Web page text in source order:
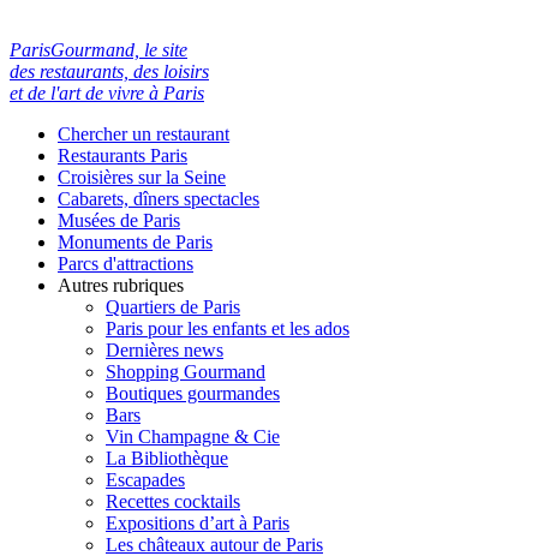
ParisGourmand, le site
des restaurants, des loisirs
et de l'art de vivre à Paris
Chercher un restaurant
Restaurants Paris
Croisières sur la Seine
Cabarets, dîners spectacles
Musées de Paris
Monuments de Paris
Parcs d'attractions
Autres rubriques
Quartiers de Paris
Paris pour les enfants et les ados
Dernières news
Shopping Gourmand
Boutiques gourmandes
Bars
Vin Champagne & Cie
La Bibliothèque
Escapades
Recettes cocktails
Expositions d’art à Paris
Les châteaux autour de Paris